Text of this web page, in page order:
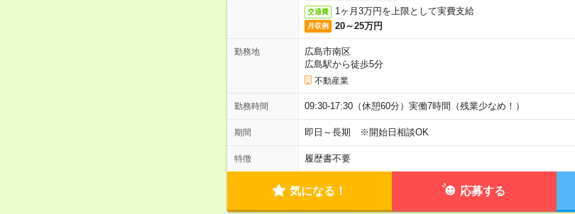
交通費 1ヶ月3万円を上限として実費支給
月収例 20～25万円
勤務地
広島市南区
広島駅から徒歩5分
不動産業
勤務時間 09:30-17:30（休憩60分）実働7時間（残業少なめ！）
期間 即日～長期 ※開始日相談OK
特徴 履歴書不要
気になる！ 応募する